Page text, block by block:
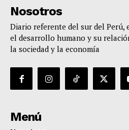
Nosotros
Diario referente del sur del Perú,
el desarrollo humano y su
la sociedad y la economía
Menú